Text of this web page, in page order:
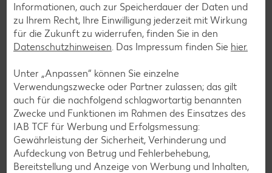
Glutenfreie Rezepte
Wer auf Gluten verzichtet, muss nicht automatisch auf
Vielfalt und Geschmack verzichten. Ob süß oder herzhaft –
die nicht nur verträglich, sondern auch richtig lecker sind.
Rezepte entdecken
Informationen, auch zur Speicherdauer der Daten und
zu Ihrem Recht, Ihre Einwilligung jederzeit mit Wirkung
für die Zukunft zu widerrufen, finden Sie in den
Datenschutzhinweisen. Das Impressum finden Sie hier.
Unter „Anpassen“ können Sie einzelne
Verwendungszwecke oder Partner zulassen; das gilt
auch für die nachfolgend schlagwortartig benannten
Zwecke und Funktionen im Rahmen des Einsatzes des
IAB TCF für Werbung und Erfolgsmessung:
Gewährleistung der Sicherheit, Verhinderung und
Aufdeckung von Betrug und Fehlerbehebung,
Bereitstellung und Anzeige von Werbung und Inhalten,